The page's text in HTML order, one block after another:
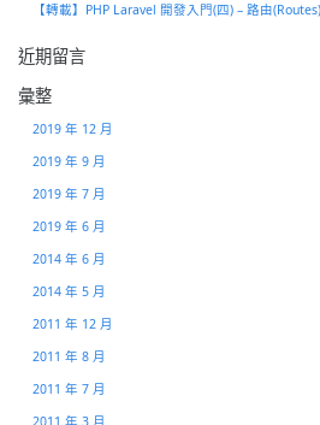
【轉載】PHP Laravel 開發入門(四) – 路由(Routes)
近期留言
彙整
2019 年 12 月
2019 年 9 月
2019 年 7 月
2019 年 6 月
2014 年 6 月
2014 年 5 月
2011 年 12 月
2011 年 8 月
2011 年 7 月
2011 年 3 月